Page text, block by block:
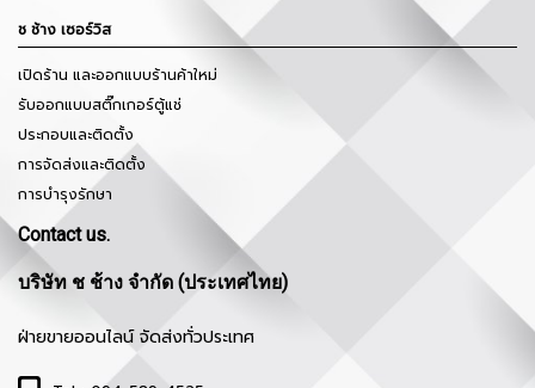
ช ช้าง เซอร์วิส
เปิดร้าน และออกแบบร้านค้าใหม่
รับออกแบบสติ๊กเกอร์ตู้แช่
ประกอบและติดตั้ง
การจัดส่งและติดตั้ง
การบำรุงรักษา
Contact us.
บริษัท ช ช้าง จำกัด (ประเทศไทย)
ฝ่ายขายออนไลน์ จัดส่งทั่วประเทศ